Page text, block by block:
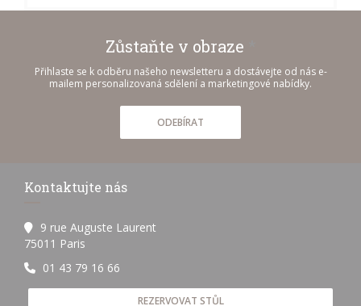
Zůstaňte v obraze
Přihlaste se k odběru našeho newsletteru a dostávejte od nás e-
mailem personalizovaná sdělení a marketingové nabídky.
ODEBÍRAT
Kontaktujte nás
9 rue Auguste Laurent
75011 Paris
01 43 79 16 66
REZERVOVAT STŮL